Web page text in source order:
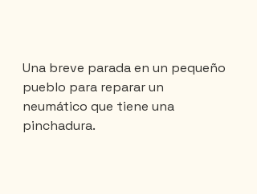
Una breve parada en un pequeño
pueblo para reparar un
neumático que tiene una
pinchadura.